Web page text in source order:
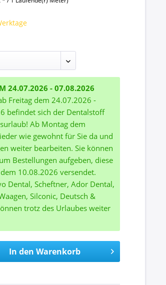
24.07.2026 - 07.08.2026
Freitag dem 24.07.2026 -
befindet sich der Dentalstoff
Ab Montag dem
wie gewohnt für Sie da und
weiter bearbeiten. Sie können
Bestellungen aufgeben, diese
10.08.2026 versendet.
Dental, Scheftner, Ador Dental,
Silconic, Deutsch &
trotz des Urlaubes weiter
In den Warenkorb